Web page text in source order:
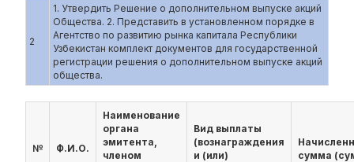
2
1. Утвердить Решение о дополнительном выпуске акций
Общества. 2. Представить в установленном порядке в
Агентство по развитию рынка капитала Республики
Узбекистан комплект документов для государственной
регистрации решения о дополнительном выпуске акций
общества.
№ Ф.И.О.
Наименование
органа
эмитента,
членом
Вид выплаты
(вознаграждения
и (или)
сумма